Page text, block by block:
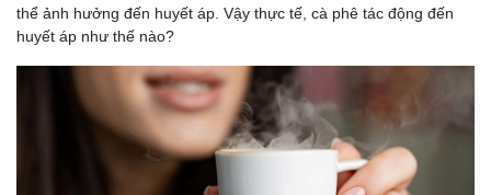
Dinh dưỡng - món ngon
Cây thuốc
Sản phụ khoa
Nhà đẹp
Blog
Tình yêu - Gia đình
thể ảnh hưởng đến huyết áp. Vậy thực tế, cà phê tác động đến
huyết áp như thế nào?